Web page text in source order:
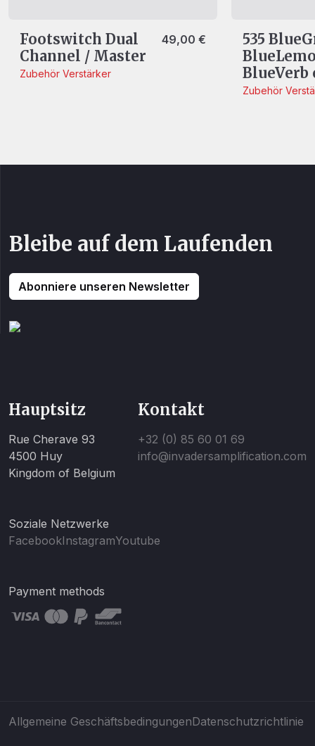
Footswitch Dual
Channel / Master
Zubehör Verstärker
49,00€
535
BlueVerb
Zubehör
Bleibe auf dem Laufenden
Abonniere unseren Newsletter
Hauptsitz
Rue Cherave 93
4500 Huy
Kingdom of Belgium
Kontakt
+32 (0) 85 60 01 69
info@invadersamplification.com
Soziale Netzwerke
FacebookInstagramYoutube
Payment methods
Allgemeine GeschäftsbedingungenDatenschutzrichtlinie